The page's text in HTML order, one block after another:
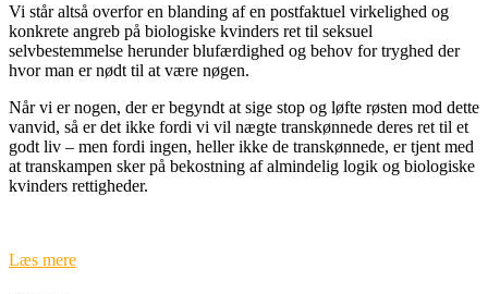
Vi står altså overfor en blanding af en postfaktuel virkelighed og
konkrete angreb på biologiske kvinders ret til seksuel
selvbestemmelse herunder blufærdighed og behov for tryghed der
hvor man er nødt til at være nøgen.
Når vi er nogen, der er begyndt at sige stop og løfte røsten mod dette
vanvid, så er det ikke fordi vi vil nægte transkønnede deres ret til et
godt liv – men fordi ingen, heller ikke de transkønnede, er tjent med
at transkampen sker på bekostning af almindelig logik og biologiske
kvinders rettigheder.
Læs mere